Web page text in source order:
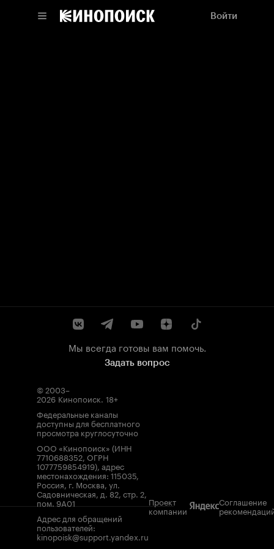
Войти
Мы всегда готовы вам помочь.
Задать вопрос
© 2003–
2026 Кинопоиск. 18+
Федеральные каналы
доступны для бесплатного
просмотра круглосуточно
ООО «Кинопоиск» (ИНН
7710688352, ОГРН
1077759854919), адрес
местонахождения: 115035,
Россия, г. Москва, ул.
Садовническая, д. 82, стр. 2,
пом. 9А01
Адрес для обращений
пользователей:
kinopoisk@support.yandex.ru
Проект
компании
Соглашение